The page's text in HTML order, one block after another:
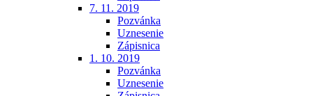
7. 11. 2019
Pozvánka
Uznesenie
Zápisnica
1. 10. 2019
Pozvánka
Uznesenie